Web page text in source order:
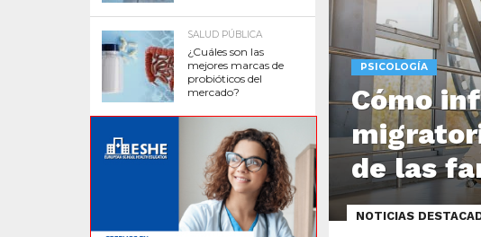
PSICOLOGÍA
Cómo
de las
NOTICIAS
SALUD PÚBLICA
¿Cuáles son las
mejores marcas de
probióticos del
mercado?